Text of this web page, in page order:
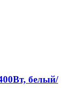
белый/